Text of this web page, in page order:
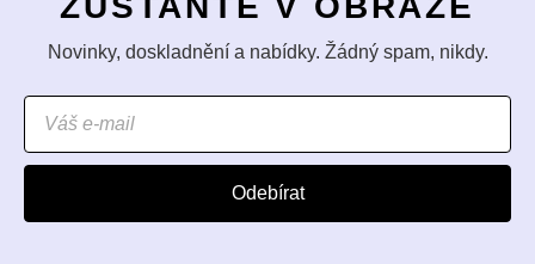
Novinky, doskladnění a nabídky. Žádný spam, nikdy.
Odebírat